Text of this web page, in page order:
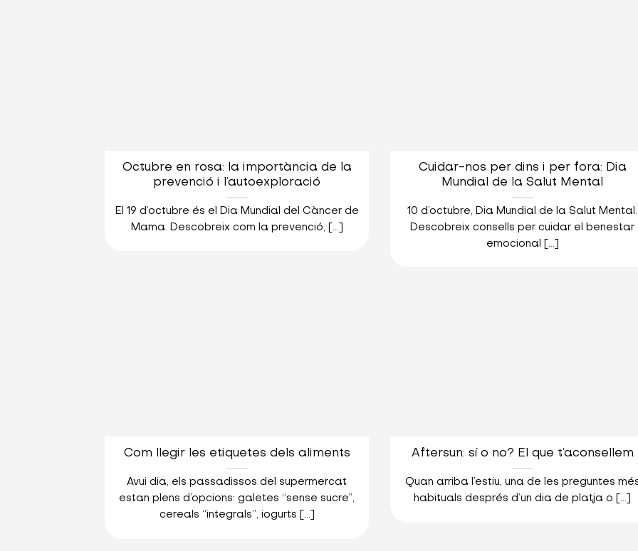
Octubre en rosa: la importància de la
prevenció i l’autoexploració
El 19 d’octubre és el Dia Mundial del Càncer de
Mama. Descobreix com la prevenció, [...]
Cuidar-nos per dins i per fora: Dia
Mundial de la Salut Mental
10 d’octubre, Dia Mundial de la Salut Mental.
Descobreix consells per cuidar el benestar
emocional [...]
Com llegir les etiquetes dels aliments
Avui dia, els passadissos del supermercat
estan plens d’opcions: galetes “sense sucre”,
cereals “integrals”, iogurts [...]
Aftersun: sí o no? El que t’aconsellem
Quan arriba l’estiu, una de les preguntes
habituals després d’un dia de platja o [...]